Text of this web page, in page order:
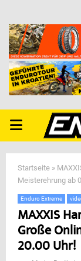
PRIMARY
MENU
Startseite »
Meisterehrung ab
Enduro Extreme
MAXXIS
Große
20.00 Uhr!